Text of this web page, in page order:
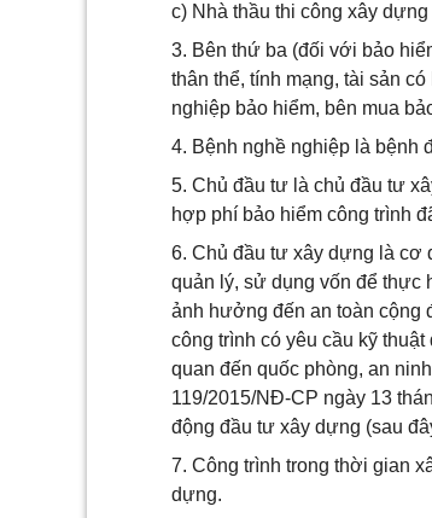
c) Nhà thầu thi công xây
3. Bên thứ ba (đối với bảo
thân thể, tính mạng, tài sản
nghiệp bảo hiểm, bên mua
4. Bệnh nghề nghiệp là bệnh
5. Chủ đầu tư là chủ đầu tư
hợp phí bảo hiểm công trình
6. Chủ đầu tư xây dựng là cơ
quản lý, sử dụng vốn để thực
ảnh hưởng đến an toàn cộng
công trình có yêu cầu kỹ
quan đến quốc phòng, an
119/2015/NĐ-CP ngày 13
động đầu tư xây dựng (sau
7. Công trình trong thời gian
dựng.